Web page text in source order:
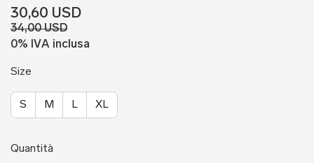
30,60 USD
34,00 USD
0% IVA inclusa
Size
S M L XL
Quantità